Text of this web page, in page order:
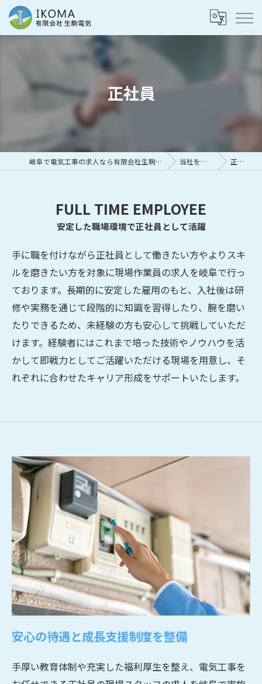
正社員
岐阜で電気工事の求人なら有限会社生駒電気 当社を知る 正社員
安定した職場環境で正社員として活躍
FULL TIME EMPLOYEE
手に職を付けながら正社員として働きたい方やよりスキ
ルを磨きたい方を対象に現場作業員の求人を岐阜で行っ
ております。長期的に安定した雇用のもと、入社後は研
修や実務を通じて段階的に知識を習得したり、腕を磨い
たりできるため、未経験の方も安心して挑戦していただ
けます。経験者にはこれまで培った技術やノウハウを活
かして即戦力としてご活躍いただける現場を用意し、そ
れぞれに合わせたキャリア形成をサポートいたします。
安心の待遇と成長支援制度を整備
手厚い教育体制や充実した福利厚生を整え、電気工事を